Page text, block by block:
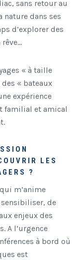
sans retour au
nature dans ses
d’explorer des
rêve…
« à taille
« bateaux
expérience
familial et amical
LES
?
m’anime
de
enjeux des
A l’urgence
à bord où
est